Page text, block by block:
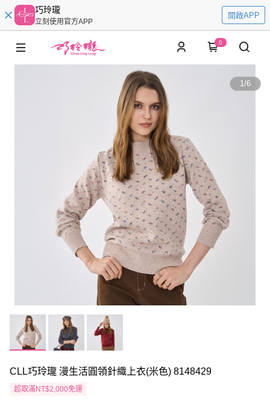
巧玲瓏
立刻使用官方APP
開啟APP
0
1/6
CLL巧玲瓏 漫生活圓領針織上衣(米色) 8148429
超取滿NT$2,000免運